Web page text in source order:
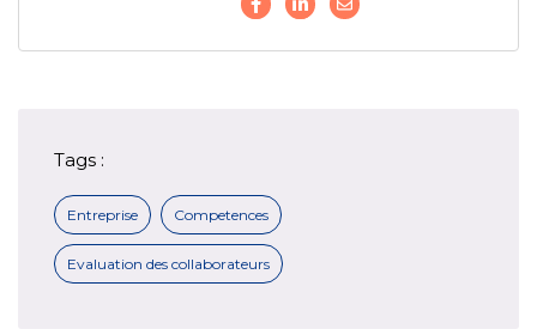
Tags :
Entreprise Competences
Evaluation des collaborateurs